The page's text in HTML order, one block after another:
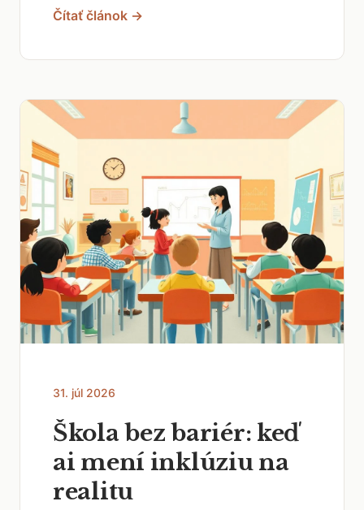
Čítať článok →
31. júl 2026
Škola bez bariér: keď
ai mení inklúziu na
realitu